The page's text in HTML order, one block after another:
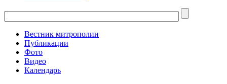
Вестник митрополии
Публикации
Фото
Видео
Календарь